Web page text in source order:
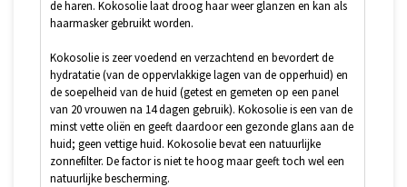
de haren. Kokosolie laat droog haar weer glanzen en kan als
haarmasker gebruikt worden.
Kokosolie is zeer voedend en verzachtend en bevordert de
hydratatie (van de oppervlakkige lagen van de opperhuid) en
de soepelheid van de huid (getest en gemeten op een panel
van 20 vrouwen na 14 dagen gebruik). Kokosolie is een van de
minst vette oliën en geeft daardoor een gezonde glans aan de
huid; geen vettige huid. Kokosolie bevat een natuurlijke
zonnefilter. De factor is niet te hoog maar geeft toch wel een
natuurlijke bescherming.